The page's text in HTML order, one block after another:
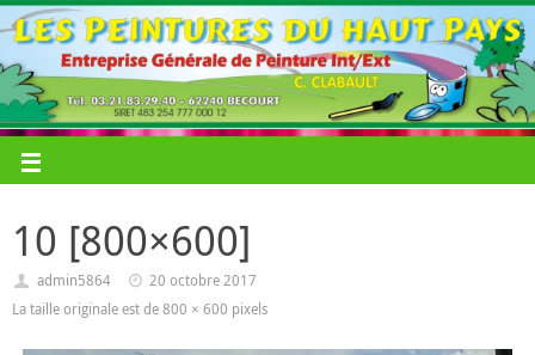
10 [800×600]
admin5864
20 octobre 2017
La taille originale est de800 × 600 pixels